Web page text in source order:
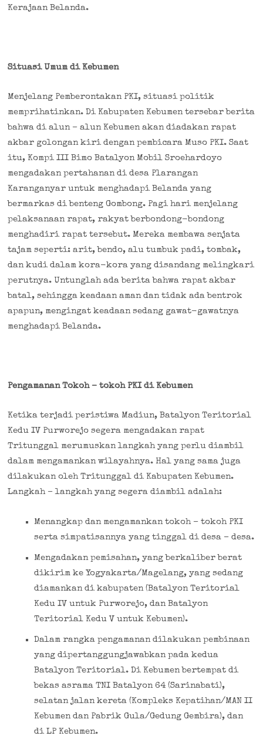
Kerajaan Belanda.
Situasi Umum di Kebumen
Menjelang Pemberontakan PKI, situasi politik
memprihatinkan. Di Kabupaten Kebumen tersebar berita
bahwa di alun – alun Kebumen akan diadakan rapat
akbar golongan kiri dengan pembicara Muso PKI. Saat
itu, Kompi III Bimo Batalyon Mobil Sroehardoyo
mengadakan pertahanan di desa Plarangan
Karanganyar untuk menghadapi Belanda yang
bermarkas di benteng Gombong. Pagi hari menjelang
pelaksanaan rapat, rakyat berbondong-bondong
menghadiri rapat tersebut. Mereka membawa senjata
tajam seperti: arit, bendo, alu tumbuk padi, tombak,
dan kudi dalam kora-kora yang disandang melingkari
perutnya. Untunglah ada berita bahwa rapat akbar
batal, sehingga keadaan aman dan tidak ada bentrok
apapun, mengingat keadaan sedang gawat-gawatnya
menghadapi Belanda.
Pengamanan Tokoh – tokoh PKI di Kebumen
Ketika terjadi peristiwa Madiun, Batalyon Teritorial
Kedu IV Purworejo segera mengadakan rapat
Tritunggal merumuskan langkah yang perlu diambil
dalam mengamankan wilayahnya. Hal yang sama juga
dilakukan oleh Tritunggal di Kabupaten Kebumen.
Langkah – langkah yang segera diambil adalah:
Menangkap dan mengamankan tokoh – tokoh PKI
serta simpatisannya yang tinggal di desa – desa.
Mengadakan pemisahan, yang berkaliber berat
dikirim ke Yogyakarta/Magelang, yang sedang
diamankan di kabupaten (Batalyon Teritorial
Kedu IV untuk Purworejo, dan Batalyon
Teritorial Kedu V untuk Kebumen).
Dalam rangka pengamanan dilakukan pembinaan
yang dipertanggungjawabkan pada kedua
Batalyon Teritorial. Di Kebumen bertempat di
bekas asrama TNI Batalyon 64 (Sarinabati),
selatan jalan kereta (Kompleks Kepatihan/MAN II
Kebumen dan Pabrik Gula/Gedung Gembira), dan
di LP Kebumen.